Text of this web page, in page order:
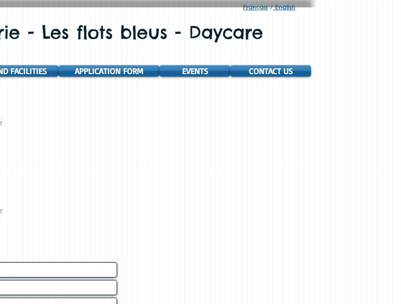
Français/English
- Les flots bleus - Daycare
FACILITIES APPLICATION FORM EVENTS CONTACT US